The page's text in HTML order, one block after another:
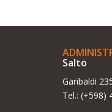
Salto
Garibaldi
Tel.: (+598)